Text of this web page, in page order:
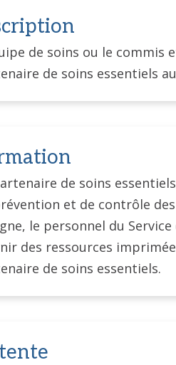
de soins ou le
de soins essentiels
de soins
et de contrôle
le personnel du
des ressources
de soins essentiels.